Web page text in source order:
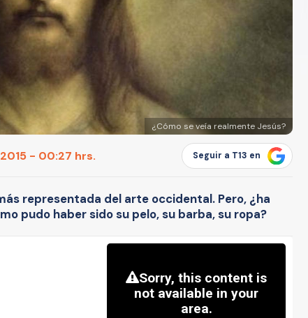
¿Cómo se veía realmente Jesús?
- 00:27 hrs. Seguir a T13 en
representada del arte occidental. Pero, ¿ha
pudo haber sido su pelo, su barba, su ropa?